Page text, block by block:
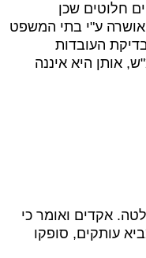
חלוטים שכן
ע"י בתי המשפט
העובדות
אותן היא איננה
אקדים ואומר כי
עותקים, סופקו